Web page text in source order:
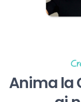
Anima la